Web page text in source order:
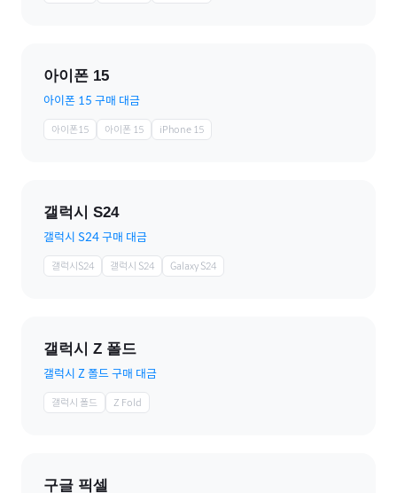
아이폰 15
아이폰 15 구매 대금
아이폰15 아이폰 15 iPhone 15
갤럭시 S24
갤럭시 S24 구매 대금
갤럭시S24 갤럭시 S24 Galaxy S24
갤럭시 Z 폴드
갤럭시 Z 폴드 구매 대금
갤럭시 폴드 Z Fold
구글 픽셀